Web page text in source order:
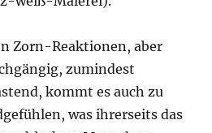
Zorn-Reaktionen, aber
zumindest
kommt es auch zu
was ihrerseits das